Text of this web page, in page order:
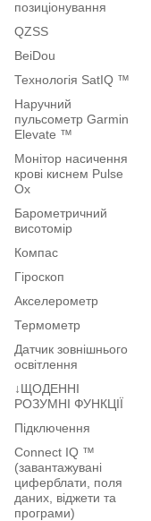
позиціонування
QZSS
BeiDou
Технологія SatIQ ™
Наручний
пульсометр Garmin
Elevate ™
Монітор насичення
крові киснем Pulse
Ox
Барометричний
висотомір
Компас
Гіроскоп
Акселерометр
Термометр
Датчик зовнішнього
освітлення
↓ЩОДЕННІ
РОЗУМНІ ФУНКЦІЇ
Підключення
Connect IQ ™
(завантажувані
циферблати, поля
даних, віджети та
програми)